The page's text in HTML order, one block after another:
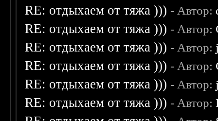
RE: отдыхаем от тяжа ))) - Автор:
RE: отдыхаем от тяжа ))) - Автор:
RE: отдыхаем от тяжа ))) - Автор:
RE: отдыхаем от тяжа ))) - Автор:
RE: отдыхаем от тяжа ))) - Автор:
RE: отдыхаем от тяжа ))) - Автор: